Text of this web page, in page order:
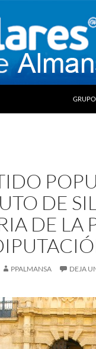
DE
DE LA
PPALMANSA DEJA